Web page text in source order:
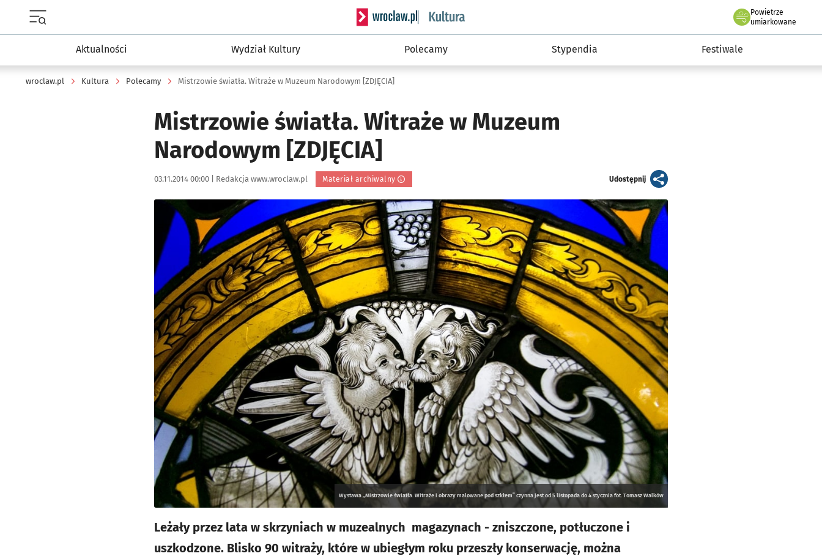
Serwis informacyjny wroclaw.pl podserwis: Kultura
Powietrze
we Wrocławiu
umiarkowane
Aktualności Wydział Kultury Polecamy Stypendia Festiwale
wroclaw.pl Kultura Polecamy Mistrzowie światła. Witraże w Muzeum Narodowym [ZDJĘCIA]
Mistrzowie światła. Witraże w Muzeum
Narodowym [ZDJĘCIA]
Data publikacji:
03.11.2014 00:00 | Autor:
Redakcja www.wroclaw.pl Materiał archiwalny Udostępnijartykuł
Kliknij, aby powiększyć
Wystawa „Mistrzowie światła. Witraże i obrazy malowane pod szkłem” czynna jest od 5 listopada do 4 stycznia fot. Tomasz Walków
Leżały przez lata w skrzyniach w muzealnych magazynach - zniszczone, potłuczone i
uszkodzone. Blisko 90 witraży, które w ubiegłym roku przeszły konserwację, można